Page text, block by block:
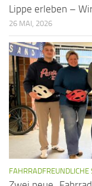
Lippe erleben –
26 MAI, 2026
FAHRRADFREUNDLICHE